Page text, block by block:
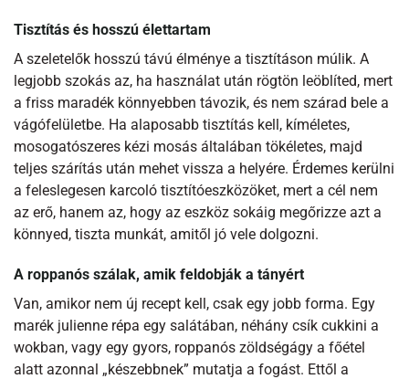
Tisztítás és hosszú élettartam
A szeletelők hosszú távú élménye a tisztításon múlik. A
legjobb szokás az, ha használat után rögtön leöblíted, mert
a friss maradék könnyebben távozik, és nem szárad bele a
vágófelületbe. Ha alaposabb tisztítás kell, kíméletes,
mosogatószeres kézi mosás általában tökéletes, majd
teljes szárítás után mehet vissza a helyére. Érdemes kerülni
a feleslegesen karcoló tisztítóeszközöket, mert a cél nem
az erő, hanem az, hogy az eszköz sokáig megőrizze azt a
könnyed, tiszta munkát, amitől jó vele dolgozni.
A roppanós szálak, amik feldobják a tányért
Van, amikor nem új recept kell, csak egy jobb forma. Egy
marék julienne répa egy salátában, néhány csík cukkini a
wokban, vagy egy gyors, roppanós zöldségágy a főétel
alatt azonnal „készebbnek” mutatja a fogást. Ettől a